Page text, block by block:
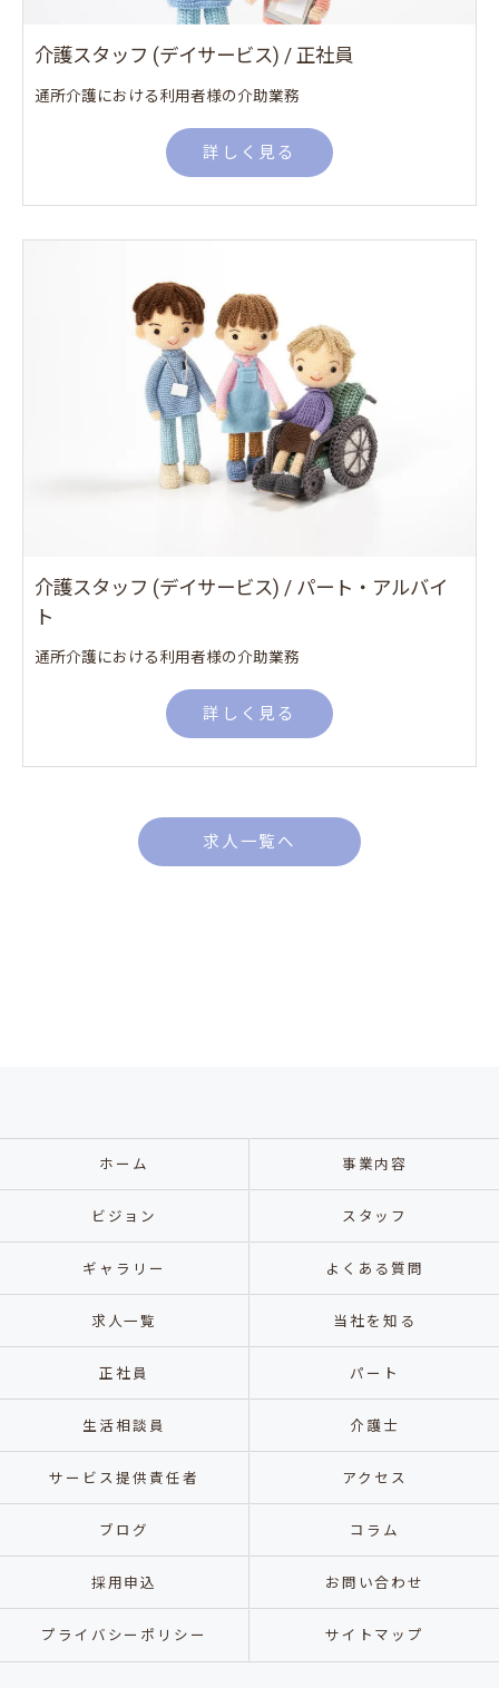
介護スタッフ (デイサービス) / 正社員
通所介護における利用者様の介助業務
詳しく見る
介護スタッフ (デイサービス) / パート・アルバイ
ト
通所介護における利用者様の介助業務
詳しく見る
求人一覧へ
ホーム 事業内容
ビジョン スタッフ
ギャラリー よくある質問
求人一覧 当社を知る
正社員 パート
生活相談員 介護士
サービス提供責任者 アクセス
ブログ コラム
採用申込 お問い合わせ
プライバシーポリシー サイトマップ